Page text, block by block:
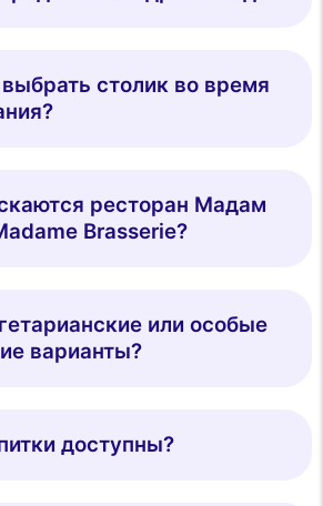
столик во время
ресторан Мадам
Brasserie?
или особые
варианты?
доступны?